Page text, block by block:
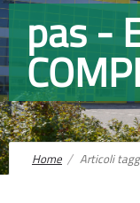
pas -
Home Articoli